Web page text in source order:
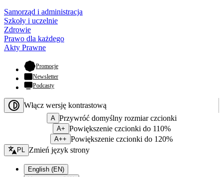
Samorząd i administracja
Szkoły i uczelnie
Zdrowie
Prawo dla każdego
Akty Prawne
Promocje- otwiera się w nowej karcie
Newsletter
Podcasty
Włącz wersję kontrastową
A Przywróć domyślny rozmiar czcionki
A+ Powiększenie czcionki do 110%
A++ Powiększenie czcionki do 120%
Zmień język - bieżący:
PL Zmień język strony
English (EN)